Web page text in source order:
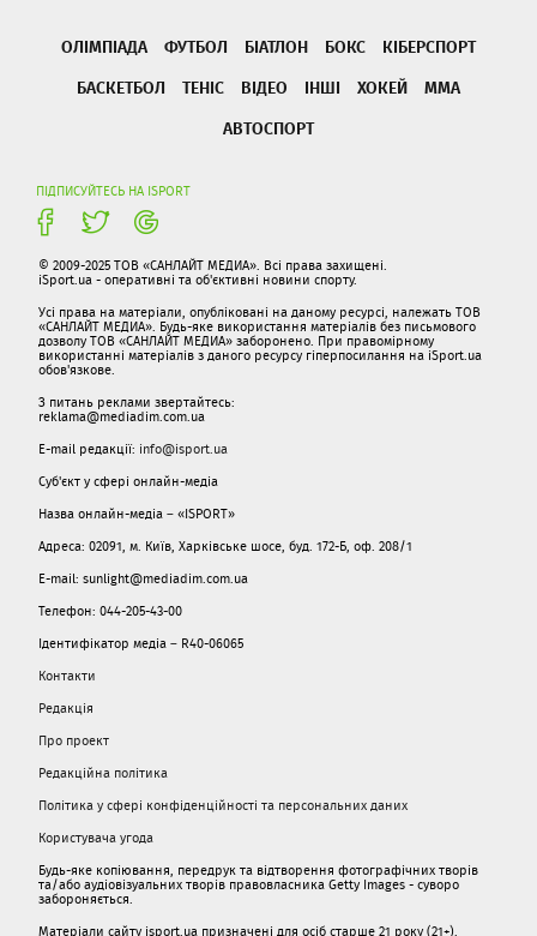
ОЛІМПІАДА ФУТБОЛ БІАТЛОН БОКС
КІБЕРСПОРТ
БАСКЕТБОЛ
ТЕНІС ВІДЕО ІНШІ ХОКЕЙ
ММА
АВТОСПОРТ
ПІДПИСУЙТЕСЬ НА ISPORT
© 2009-2025 ТОВ «САНЛАЙТ МЕДИА». Всі права захищені.
iSport.ua - оперативні та об'єктивні новини спорту.
Усі права на матеріали, опубліковані на даному ресурсі, належать ТОВ
«САНЛАЙТ МЕДИА». Будь-яке використання матеріалів без письмового
дозволу ТОВ «САНЛАЙТ МЕДИА» заборонено. При правомірному
використанні матеріалів з даного ресурсу гіперпосилання на iSport.ua
обов'язкове.
З питань реклами звертайтесь:
reklama@mediadim.com.ua
E-mail редакції: info@isport.ua
Суб'єкт у сфері онлайн-медіа
Назва онлайн-медіа – «ISPORT»
Адреса: 02091, м. Київ, Харківське шосе, буд. 172-Б, оф. 208/1
E-mail: sunlight@mediadim.com.ua
Телефон: 044-205-43-00
Ідентифікатор медіа – R40-06065
Контакти
Редакція
Про проект
Редакційна політика
Політика у сфері конфіденційності та персональних даних
Користувача угода
Будь-яке копіювання, передрук та відтворення фотографічних творів
та/або аудіовізуальних творів правовласника Getty Images - суворо
забороняється.
Матеріали сайту isport.ua призначені для осіб старше 21 року (21+).